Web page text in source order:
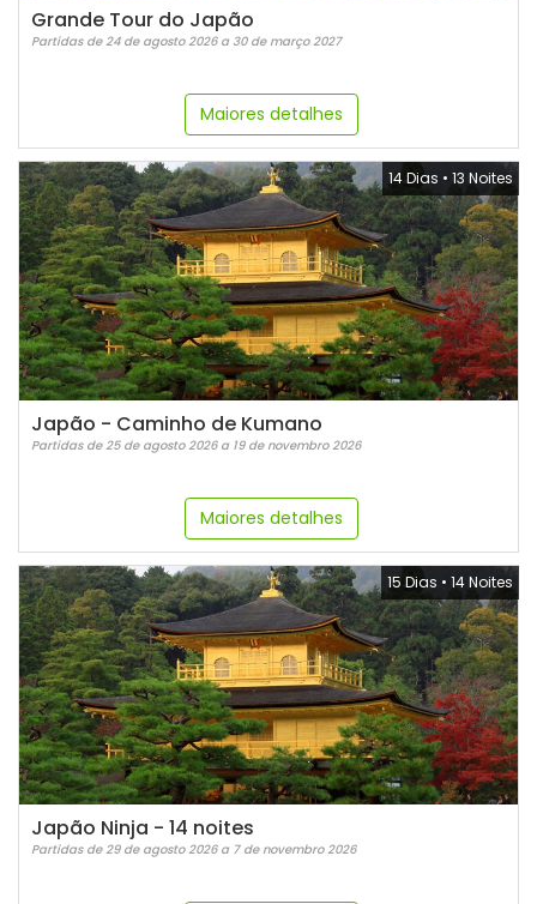
Grande Tour do Japão
Partidas de 24 de agosto 2026 a 30 de março 2027
Maiores detalhes
14 Dias • 13 Noites
Japão - Caminho de Kumano
Partidas de 25 de agosto 2026 a 19 de novembro 2026
Maiores detalhes
15 Dias • 14 Noites
Japão Ninja - 14 noites
Partidas de 29 de agosto 2026 a 7 de novembro 2026